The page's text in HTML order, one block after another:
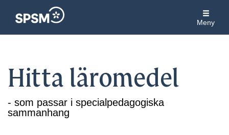
Meny
Hitta läromedel
- som passar i specialpedagogiska
sammanhang